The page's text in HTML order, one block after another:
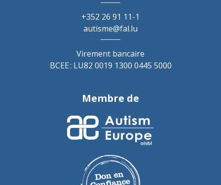
+352 26 91 11-1
autisme@fal.lu
Virement bancaire
BCEE : LU82 0019 1300 0445 5000
Membre de